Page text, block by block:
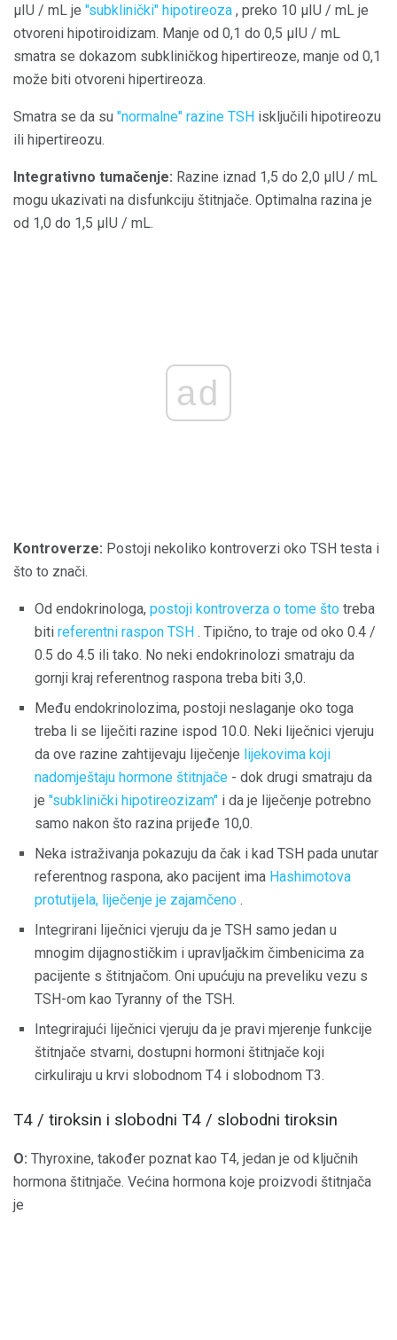
μIU / mL je "subklinički" hipotireoza , preko 10 μIU / mL je
otvoreni hipotiroidizam. Manje od 0,1 do 0,5 μIU / mL
smatra se dokazom subkliničkog hipertireoze, manje od 0,1
može biti otvoreni hipertireoza.
Smatra se da su "normalne" razine TSH isključili hipotireozu
ili hipertireozu.
Integrativno tumačenje: Razine iznad 1,5 do 2,0 μIU / mL
mogu ukazivati ​​na disfunkciju štitnjače. Optimalna razina je
od 1,0 do 1,5 μIU / mL.
ad
Kontroverze: Postoji nekoliko kontroverzi oko TSH testa i
što to znači.
Od endokrinologa, postoji kontroverza o tome što treba
biti referentni raspon TSH . Tipično, to traje od oko 0.4 /
0.5 do 4.5 ili tako. No neki endokrinolozi smatraju da
gornji kraj referentnog raspona treba biti 3,0.
Među endokrinolozima, postoji neslaganje oko toga
treba li se liječiti razine ispod 10.0. Neki liječnici vjeruju
da ove razine zahtijevaju liječenje lijekovima koji
nadomještaju hormone štitnjače - dok drugi smatraju da
je "subklinički hipotireozizam" i da je liječenje potrebno
samo nakon što razina prijeđe 10,0.
Neka istraživanja pokazuju da čak i kad TSH pada unutar
referentnog raspona, ako pacijent ima Hashimotova
protutijela, liječenje je zajamčeno .
Integrirani liječnici vjeruju da je TSH samo jedan u
mnogim dijagnostičkim i upravljačkim čimbenicima za
pacijente s štitnjačom. Oni upućuju na preveliku vezu s
TSH-om kao Tyranny of the TSH.
Integrirajući liječnici vjeruju da je pravi mjerenje funkcije
štitnjače stvarni, dostupni hormoni štitnjače koji
cirkuliraju u krvi slobodnom T4 i slobodnom T3.
T4 / tiroksin i slobodni T4 / slobodni tiroksin
O: Thyroxine, također poznat kao T4, jedan je od ključnih
hormona štitnjače. Većina hormona koje proizvodi štitnjača
je